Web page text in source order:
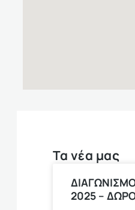
Τα νέα μας
2025 – ΔΩΡΟ